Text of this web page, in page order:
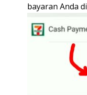
bayaran Anda di